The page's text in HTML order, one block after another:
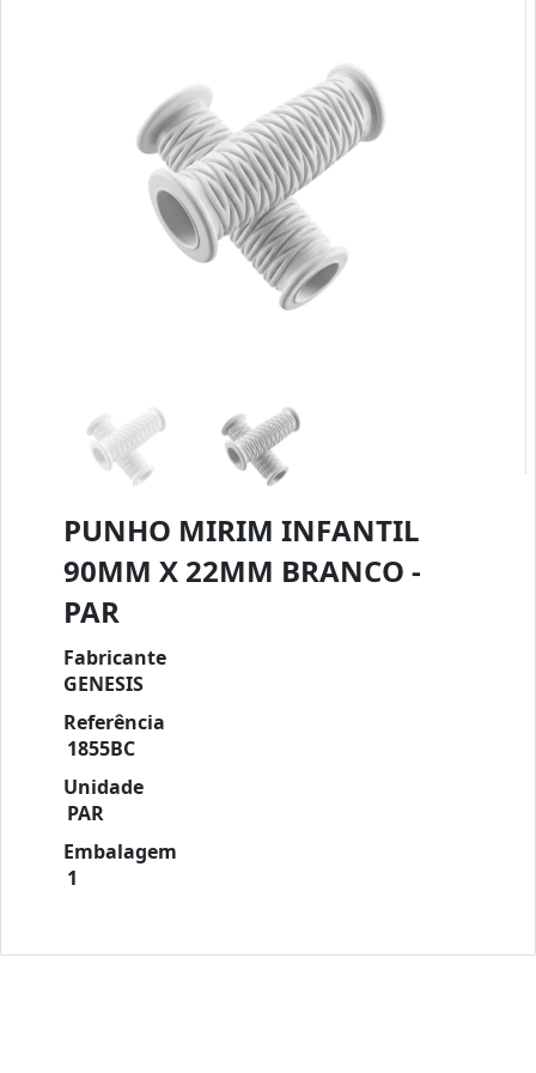
PUNHO MIRIM INFANTIL
90MM X 22MM BRANCO -
PAR
Fabricante
GENESIS
Referência
1855BC
Unidade
PAR
Embalagem
1